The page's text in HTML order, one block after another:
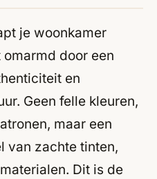
je woonkamer
door een
en
Geen felle kleuren,
maar een
van zachte tinten,
Dit is de